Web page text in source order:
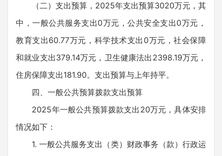
（二）支出预算，2025年支出预算3020万元，其
中，一般公共服务支出0万元，公共安全支出0万元，
教育支出60.77万元，科学技术支出0万元，社会保障
和就业支出379.14万元，卫生健康法出2398.19万元，
住房保障支出181.90。支出预算与上年持平。
四、一般公共预算拨款支出预算
2025年一般公共预算拨款支出20万元，具体安排
情况如下：
1. 一般公共服务支出（类）财政事务（款）行政运